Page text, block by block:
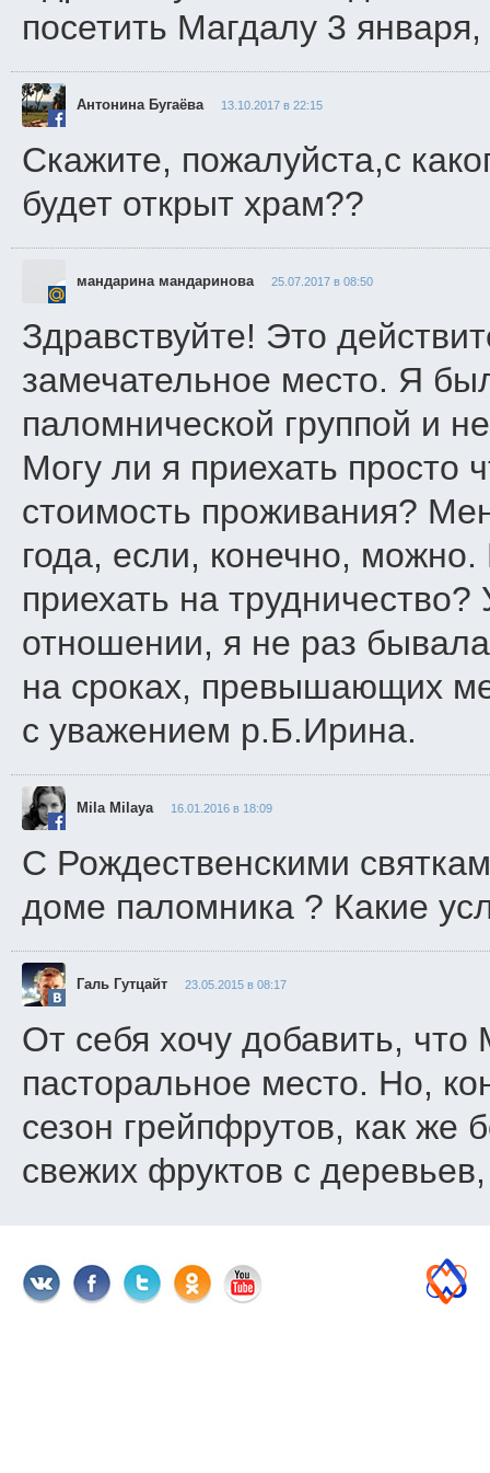
посетить Магдалу 3
Антонина Бугаёва 13.10.2017 в 22:15
Скажите, пожалуйста,с
будет открыт храм??
мандарина мандаринова 25.07.2017 в 08:50
Здравствуйте! Это
замечательное место. Я
паломнической группой и
Могу ли я приехать просто
стоимость проживания?
года, если, конечно,
приехать на
отношении, я не раз
на сроках, превышающих
с уважением р.Б.Ирина.
Mila Milaya 16.01.2016 в 18:09
С Рождественскими
доме паломника ? Какие
Галь Гутцайт 23.05.2015 в 08:17
От себя хочу добавить,
пасторальное место. Но,
сезон грейпфрутов, как же
свежих фруктов с